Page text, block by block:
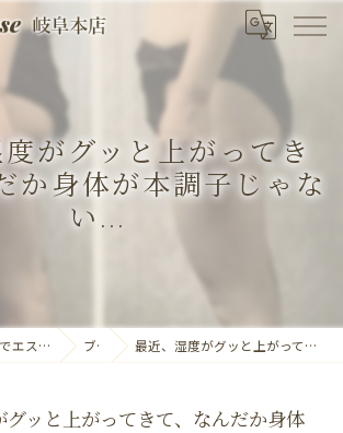
がグッと上がってき
か身体が本調子じゃな
い...
岐阜県、岐南町でエステならLa vie en Rose 岐阜本店 ブログ 最近、湿度がグッと上がってきて、なんだか身体が本調子じゃない...
グッと上がってきて、なんだか身体